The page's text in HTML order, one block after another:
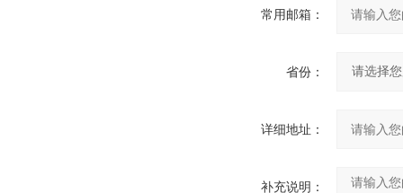
常用邮箱：
省份：
详细地址：
补充说明：